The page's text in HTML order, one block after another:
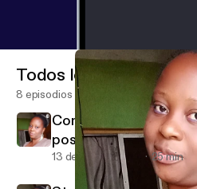
Todos los episodios
8 episodios
Communications and
post COVID-19
13 de nov de 2020 25 min